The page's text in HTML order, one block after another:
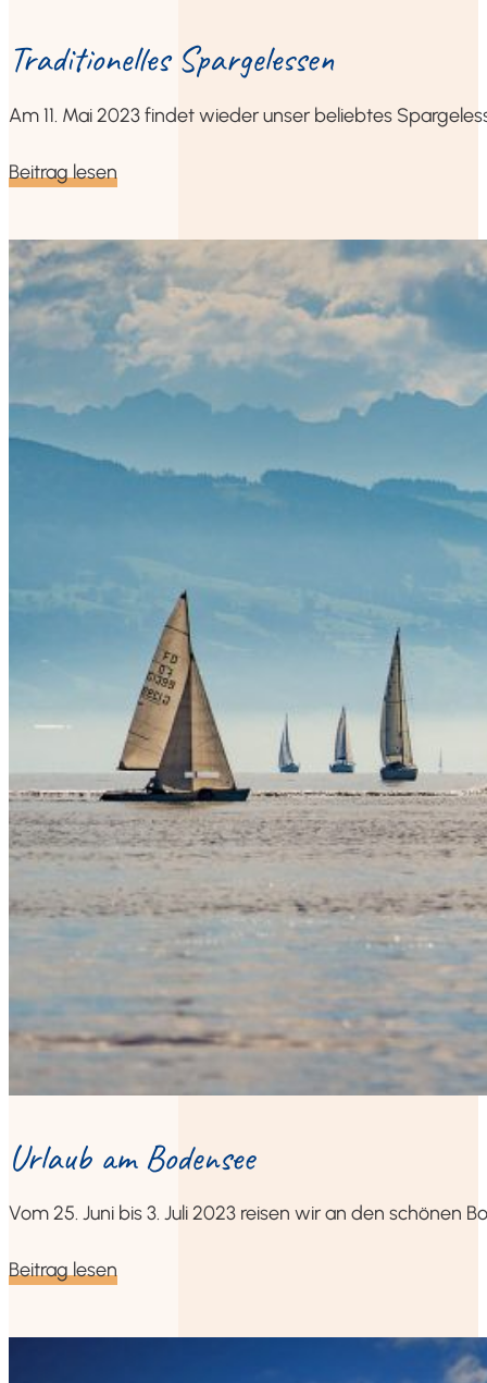
Tra­di­tio­nel­les Spargelessen
Am 11. Mai 2023 fin­det wie­der unser belieb­tes
Bei­trag lesen
Urlaub am Bodensee
Vom 25. Juni bis 3. Juli 2023 rei­sen wir an den schö­nen
Bei­trag lesen